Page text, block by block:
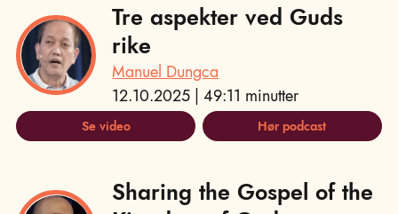
Tre aspekter ved Guds
rike
Manuel Dungca
12.10.2025 | 49:11 minutter
Se video Hør podcast
Sharing the Gospel of the